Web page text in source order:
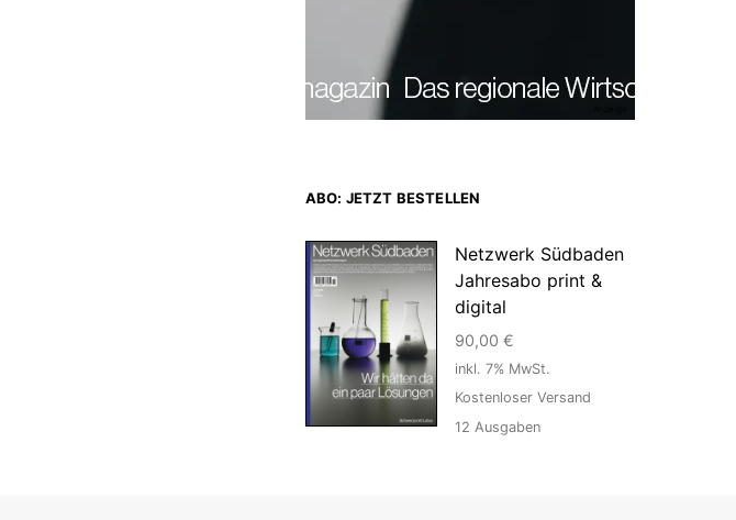
ABO: JETZT BESTELLEN
Netzwerk Südbaden
Jahresabo print &
digital
90,00 €
inkl. 7% MwSt.
Kostenloser Versand
12 Ausgaben